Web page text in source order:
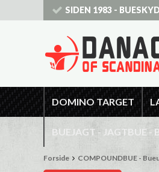
SIDEN 1983 -
DOMINO TARGET
BUEJAGT - JAGTBUE -
Forside COMPOUNDBUE -